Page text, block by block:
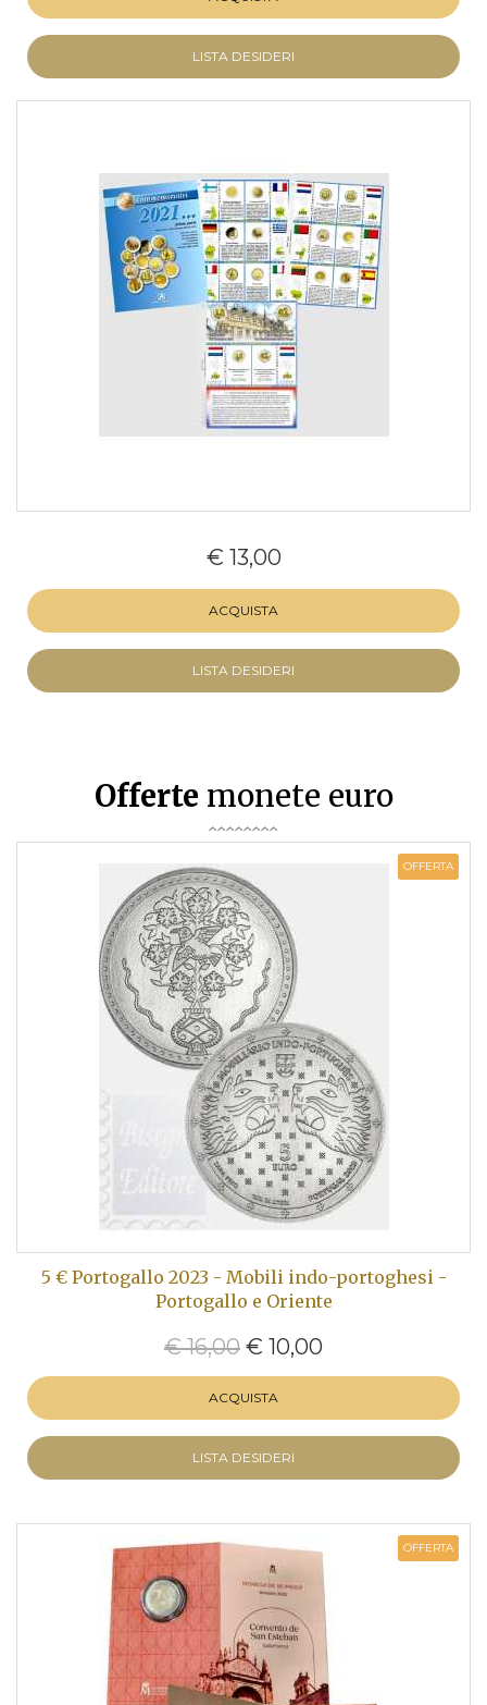
LISTA DESIDERI
€ 13,00
ACQUISTA
LISTA DESIDERI
Offerte monete euro
OFFERTA
5 € Portogallo 2023 - Mobili indo-portoghesi -
Portogallo e Oriente
€ 16,00 € 10,00
ACQUISTA
LISTA DESIDERI
OFFERTA